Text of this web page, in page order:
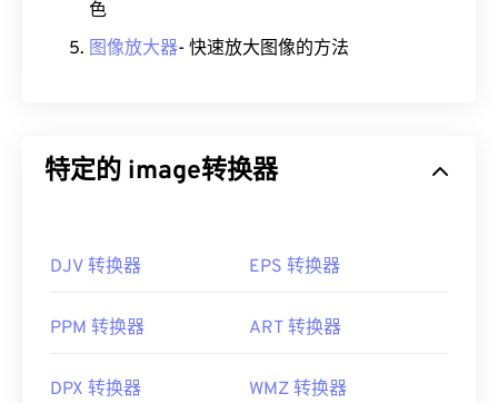
色
图像放大器- 快速放大图像的方法
特定的 image转换器
DJV 转换器 EPS 转换器
PPM 转换器 ART 转换器
DPX 转换器 WMZ 转换器